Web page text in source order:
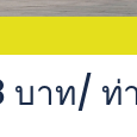
บาท/ ท่